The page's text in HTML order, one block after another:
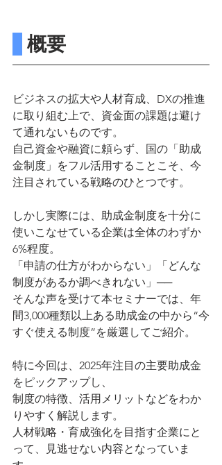
概要
ビジネスの拡大や人材育成、DXの推進
に取り組む上で、資金面の課題は避け
て通れないものです。
自己資金や融資に頼らず、国の「助成
金制度」をフル活用することこそ、今
注目されている戦略のひとつです。
しかし実際には、助成金制度を十分に
使いこなせている企業は全体のわずか
6%程度。
「申請の仕方がわからない」「どんな
制度があるか調べきれない」──
そんな声を受けて本セミナーでは、年
間3,000種類以上ある助成金の中から“今
すぐ使える制度”を厳選してご紹介。
特に今回は、2025年注目の主要助成金
をピックアップし、
制度の特徴、活用メリットなどをわか
りやすく解説します。
人材戦略・育成強化を目指す企業にと
って、見逃せない内容となっていま